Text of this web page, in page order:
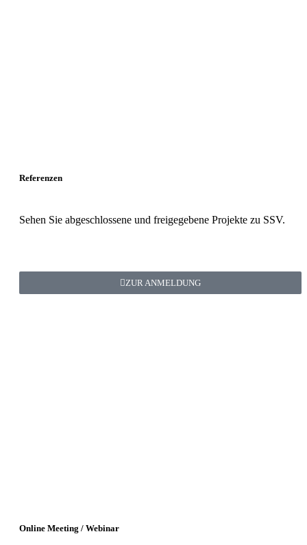
Referenzen
Sehen Sie abgeschlossene und freigegebene Projekte zu SSV.
Online Meeting / Webinar
ZUR ANMELDUNG